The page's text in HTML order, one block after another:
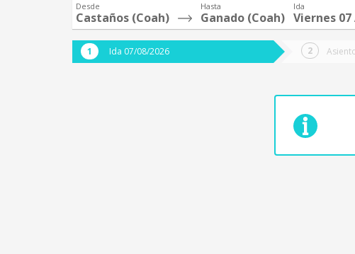
Desde
Castaños (Coah)
Hasta
Ganado (Coah)
Ida
Viernes
Ida 07/08/2026